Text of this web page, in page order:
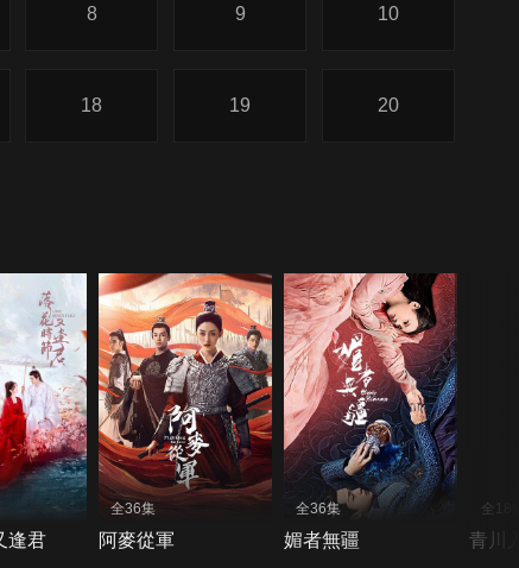
8 9 10
18 19 20
逢君
全36集
阿麥從軍
全36集
媚者無疆
全18
青川